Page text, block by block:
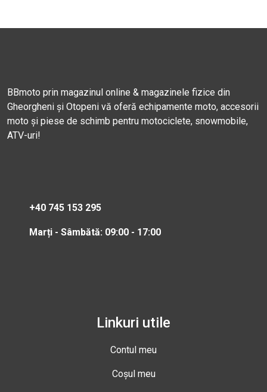
BBmoto prin magazinul online & magazinele fizice din
Gheorgheni și Otopeni vă oferă echipamente moto, accesorii
moto și piese de schimb pentru motociclete, snowmobile,
ATV-uri!
+40 745 153 295
Marți - Sâmbătă: 09:00 - 17:00
Linkuri utile
Contul meu
Coșul meu